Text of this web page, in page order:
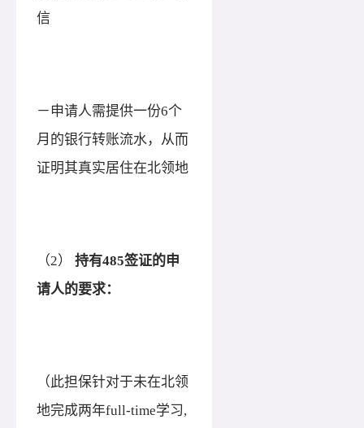
信
－申请人需提供一份6个
月的银行转账流水，从而
证明其真实居住在北领地
（2） 持有485签证的申
请人的要求：
（此担保针对于未在北领
地完成两年full-time学习,